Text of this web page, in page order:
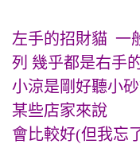
左手的招財貓 一
列 幾乎都是右手
小涼是剛好聽小
某些店家來說
會比較好(但我忘